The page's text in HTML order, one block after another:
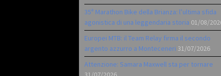
35ª Marathon Bike della Brianza: l’ultima sfida
agonistica di una leggendaria storia 01/08/
Europei MTB: il Team Relay firma il secondo
argento azzurro a Monteceneri 31/07/2026
Attenzione: Samara Maxwell sta per tornare